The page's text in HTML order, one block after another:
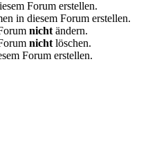
Forum erstellen.
in diesem Forum erstellen.
nicht ändern.
nicht löschen.
Forum erstellen.